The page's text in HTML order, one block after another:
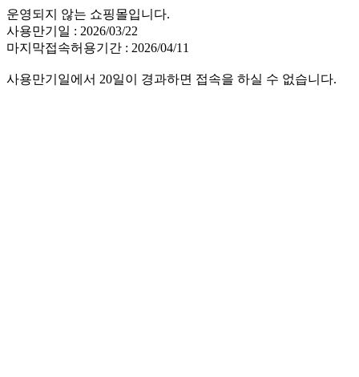
운영되지 않는 쇼핑몰입니다.
사용만기일 : 2026/03/22
마지막접속허용기간 : 2026/04/11
사용만기일에서 20일이 경과하면 접속을 하실 수 없습니다.